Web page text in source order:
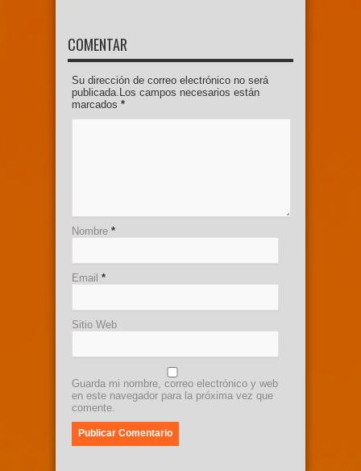
COMENTAR
Su dirección de correo electrónico no será
publicada.Los campos necesarios están
marcados *
Nombre *
Email *
Sitio Web
Guarda mi nombre, correo electrónico y web
en este navegador para la próxima vez que
comente.